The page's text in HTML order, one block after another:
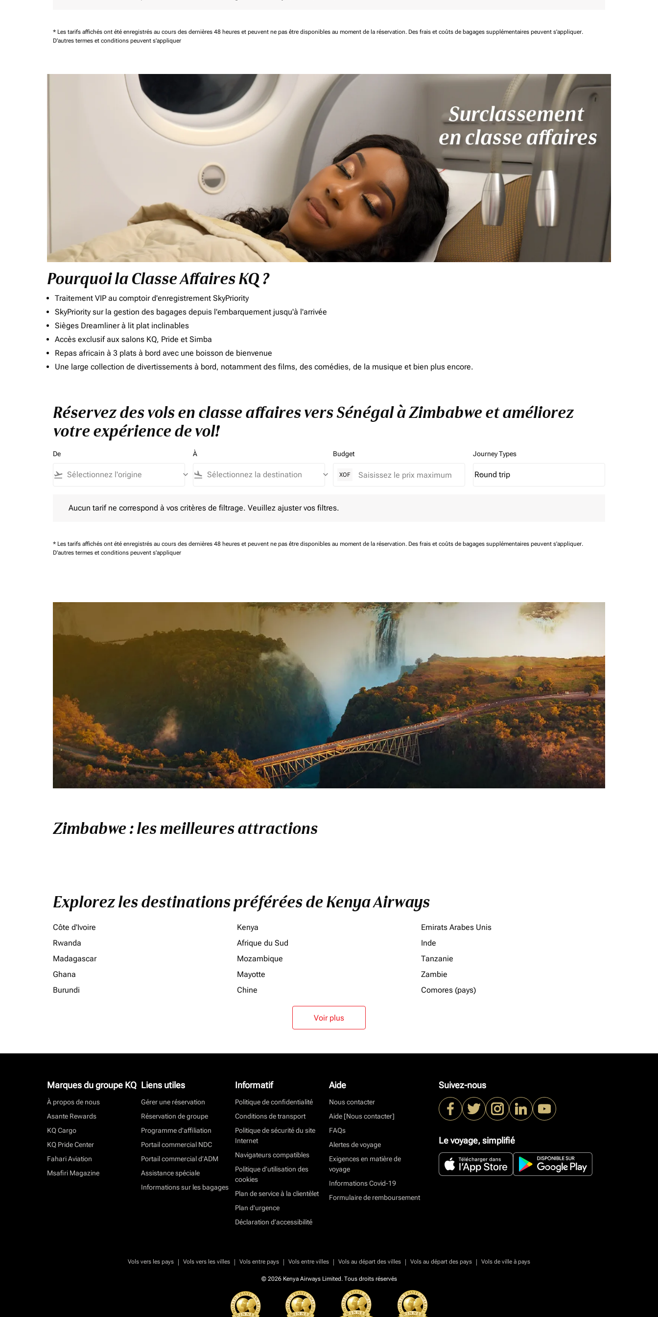
* Les tarifs affichés ont été enregistrés au cours des dernières 48 heures et peuvent ne pas être disponibles au moment de la réservation. Des frais et coûts de bagages supplémentaires peuvent s'appliquer.
D'autres termes et conditions peuvent s'appliquer
Pourquoi la Classe Affaires KQ ?
Traitement VIP au comptoir d'enregistrement SkyPriority
SkyPriority sur la gestion des bagages depuis l'embarquement jusqu'à l'arrivée
Sièges Dreamliner à lit plat inclinables
Accès exclusif aux salons KQ, Pride et Simba
Repas africain à 3 plats à bord avec une boisson de bienvenue
Une large collection de divertissements à bord, notamment des films, des comédies, de la musique et bien plus encore.
Réservez des vols en classe affaires vers Sénégal à Zimbabwe et améliorez
votre expérience de vol!
De
flight_takeoff keyboard_arrow_down
À
flight_land keyboard_arrow_down
Budget
XOF
Journey Types
Journey Types option Round trip Selected
Round trip
keyboard_arrow_down
Aucun tarif ne correspond à vos critères de filtrage. Veuillez ajuster vos filtres.
* Les tarifs affichés ont été enregistrés au cours des dernières 48 heures et peuvent ne pas être disponibles au moment de la réservation. Des frais et coûts de bagages supplémentaires peuvent s'appliquer.
D'autres termes et conditions peuvent s'appliquer
Zimbabwe : les meilleures attractions
Explorez les destinations préférées de Kenya Airways
Côte d'Ivoire Kenya
Emirats Arabes Unis
Rwanda
Afrique du Sud
Inde
Madagascar
Mozambique
Tanzanie
Ghana
Mayotte
Zambie
Burundi
Chine Comores (pays)
Voir plus
Marques du groupe KQ
À propos de nous
Asante Rewards
KQ Cargo
KQ Pride Center
Fahari Aviation
Msafiri Magazine
Liens utiles
Gérer une réservation
Réservation de groupe
Programme d'affiliation
Portail commercial NDC
Portail commercial d’ADM
Assistance spéciale
Informations sur les bagages
Informatif
Politique de confidentialité
Conditions de transport
Politique de sécurité du site
Internet
Navigateurs compatibles
Politique d’utilisation des
cookies
Plan de service à la clientèlet
Plan d'urgence
Déclaration d’accessibilité
Aide
Nous contacter
Aide [Nous contacter]
FAQs
Alertes de voyage
Exigences en matière de
voyage
Informations Covid-19
Formulaire de remboursement
Suivez-nous
Le voyage, simplifié
Vols vers les pays | Vols vers les villes | Vols entre pays | Vols entre villes | Vols au départ des villes | Vols au départ des pays | Vols de ville à pays
© 2026 Kenya Airways Limited. Tous droits réservés